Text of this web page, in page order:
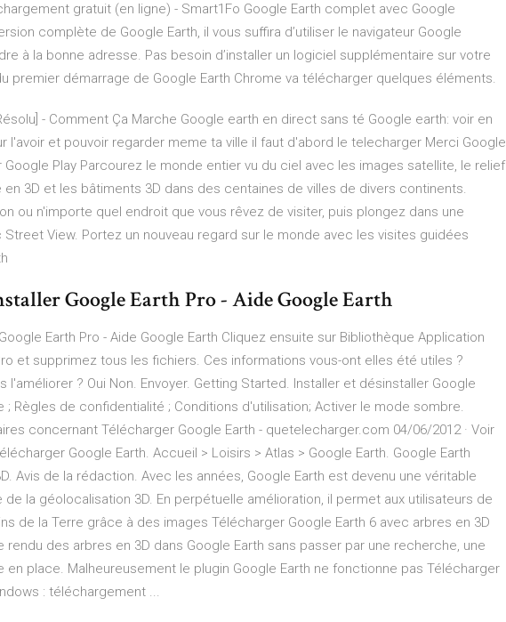
gratuit (en ligne) - Smart1Fo Google Earth complet avec Google
complète de Google Earth, il vous suffira d’utiliser le navigateur Google
à la bonne adresse. Pas besoin d’installer un logiciel supplémentaire sur votre
premier démarrage de Google Earth Chrome va télécharger quelques éléments.
- Comment Ça Marche Google earth en direct sans té Google earth: voir en
l'avoir et pouvoir regarder meme ta ville il faut d'abord le telecharger Merci Google
Google Play Parcourez le monde entier vu du ciel avec les images satellite, le relief
3D et les bâtiments 3D dans des centaines de villes de divers continents.
ou n'importe quel endroit que vous rêvez de visiter, puis plongez dans une
Street View. Portez un nouveau regard sur le monde avec les visites guidées
Google Earth Pro - Aide Google Earth
Earth Pro - Aide Google Earth Cliquez ensuite sur Bibliothèque Application
et supprimez tous les fichiers. Ces informations vous-ont elles été utiles ?
l'améliorer ? Oui Non. Envoyer. Getting Started. Installer et désinstaller Google
; Règles de confidentialité ; Conditions d'utilisation; Activer le mode sombre.
concernant Télécharger Google Earth - quetelecharger.com 04/06/2012 · Voir
Google Earth. Accueil > Loisirs > Atlas > Google Earth. Google Earth
Avis de la rédaction. Avec les années, Google Earth est devenu une véritable
la géolocalisation 3D. En perpétuelle amélioration, il permet aux utilisateurs de
de la Terre grâce à des images Télécharger Google Earth 6 avec arbres en 3D
rendu des arbres en 3D dans Google Earth sans passer par une recherche, une
place. Malheureusement le plugin Google Earth ne fonctionne pas Télécharger
: téléchargement ...